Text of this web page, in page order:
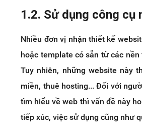
1.2. Sử dụng công cụ
Nhiều đơn vị nhận thiết kế
hoặc template có sẵn từ các
Tuy nhiên, những website này
miền, thuê hosting... Đối với
tìm hiểu về web thì vấn đề này
tiếp xúc, việc sử dụng cũng như